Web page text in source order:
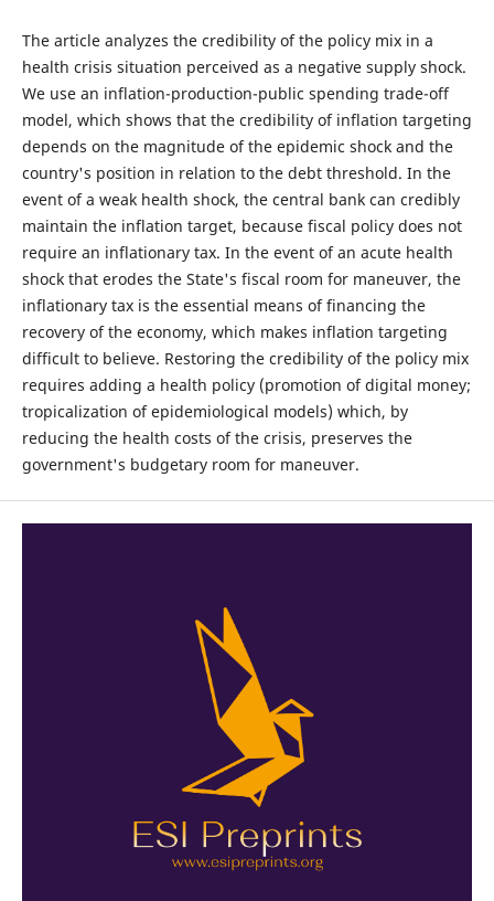
The article analyzes the credibility of the policy mix in a
health crisis situation perceived as a negative supply shock.
We use an inflation-production-public spending trade-off
model, which shows that the credibility of inflation targeting
depends on the magnitude of the epidemic shock and the
country's position in relation to the debt threshold. In the
event of a weak health shock, the central bank can credibly
maintain the inflation target, because fiscal policy does not
require an inflationary tax. In the event of an acute health
shock that erodes the State's fiscal room for maneuver, the
inflationary tax is the essential means of financing the
recovery of the economy, which makes inflation targeting
difficult to believe. Restoring the credibility of the policy mix
requires adding a health policy (promotion of digital money;
tropicalization of epidemiological models) which, by
reducing the health costs of the crisis, preserves the
government's budgetary room for maneuver.